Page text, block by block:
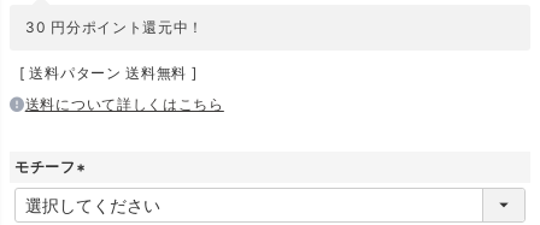
30 円分ポイント還元中！
送料パターン 送料無料
送料について詳しくはこちら
モチーフ
(
必